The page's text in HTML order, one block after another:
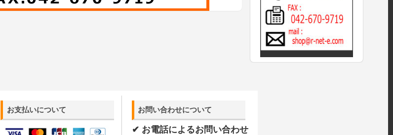
お支払いについて お問い合わせについて
✔ お電話によるお問い合わせ